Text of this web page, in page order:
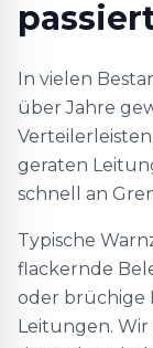
In vielen
über Jahre
geraten
schnell an
Typische
flackernde
oder brüchige
Leitungen.